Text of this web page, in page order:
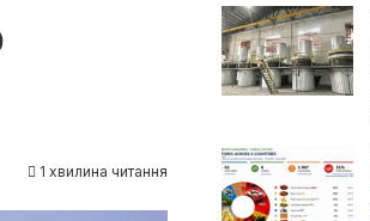
1 хвилина читання